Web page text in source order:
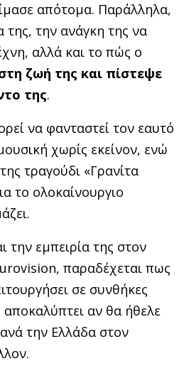
απότομα. Παράλληλα,
της, την ανάγκη της να
αλλά και το πώς ο
ζωή της και πίστεψε
της.
να φανταστεί τον εαυτό
χωρίς εκείνον, ενώ
τραγούδι «Γρανίτα
το ολοκαίνουργιο
την εμπειρία της στον
παραδέχεται πως
σε συνθήκες
αν θα ήθελε
την Ελλάδα στον